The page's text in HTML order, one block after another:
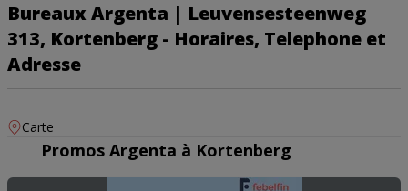
Bureaux Argenta | Leuvensesteenweg
313, Kortenberg - Horaires, Telephone et
Adresse
Carte
Promos Argenta à Kortenberg